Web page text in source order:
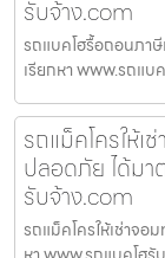
รับจ้าง.com
รถแบคโฮรื้อถอนภา
เรียกหา www.รถแ
รถแม็คโครให้เ
ปลอดภัย ได้มา
รับจ้าง.com
รถแม็คโครให้เช่าจอ